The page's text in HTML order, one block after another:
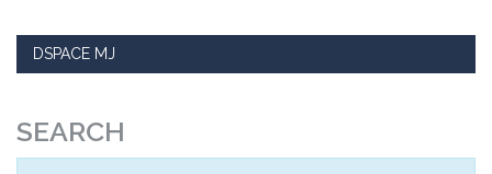
DSPACE MJ
SEARCH